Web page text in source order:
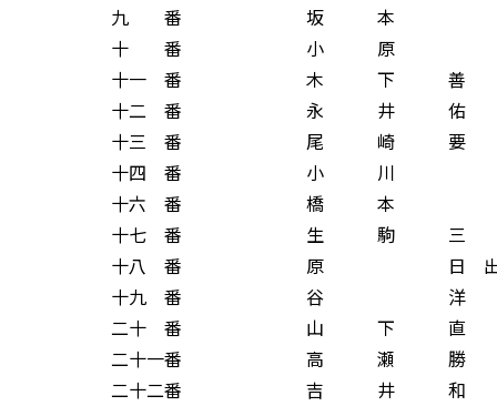
九 番 坂 本
十 番 小 原
十一 番 木 下 善
十二 番 永 井 佑
十三 番 尾 崎 要
十四 番 小 川
十六 番 橋 本
十七 番 生 駒 三
十八 番 原 日 出
十九 番 谷 洋
二十 番 山 下 直
二十一番 高 瀬 勝
二十二番 吉 井 和